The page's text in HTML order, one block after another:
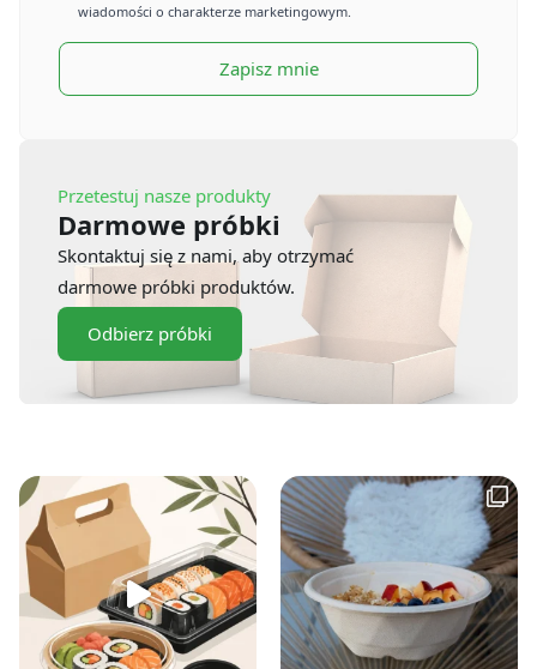
wiadomości o charakterze marketingowym.
Zapisz mnie
Przetestuj nasze produkty
Darmowe próbki
Skontaktuj się z nami, aby otrzymać
darmowe próbki produktów.
Odbierz próbki